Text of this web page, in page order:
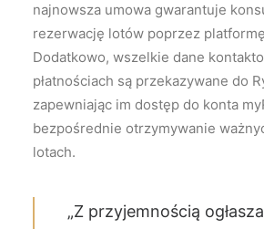
najnowsza umowa gwarantuje
rezerwację lotów poprzez
Dodatkowo, wszelkie dane
płatnościach są przekazywane do
zapewniając im dostęp do konta
bezpośrednie otrzymywanie
lotach.
„Z przyjemnością